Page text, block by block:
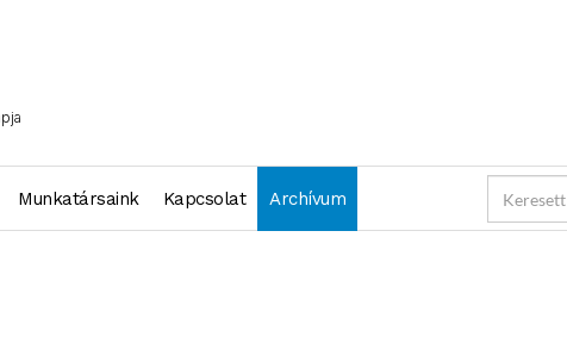
Munkatársaink Kapcsolat Archívum